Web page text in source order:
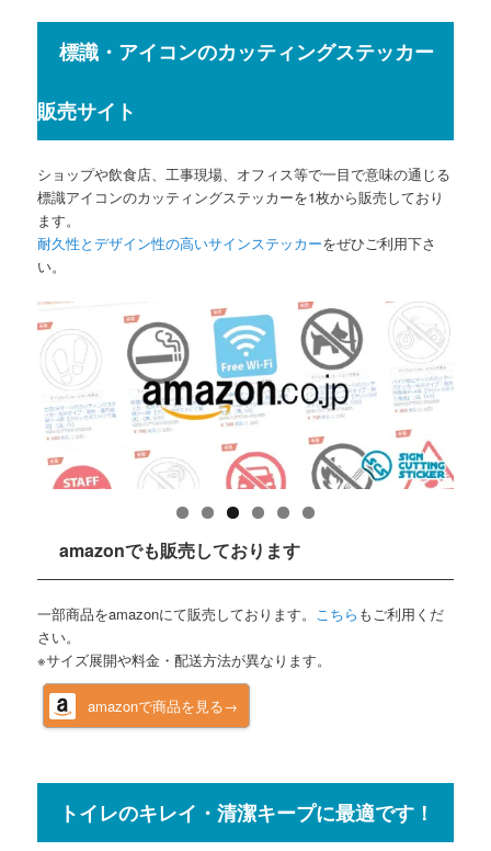
標識・アイコンのカッティングステッカー
販売サイト
ショップや飲食店、工事現場、オフィス等で一目で意味の通じる
標識アイコンのカッティングステッカーを1枚から販売しており
ます。
耐久性とデザイン性の高いサインステッカーをぜひご利用下さ
い。
amazonでも販売しております
一部商品をamazonにて販売しております。 こちら もご利用くだ
さい。
※サイズ展開や料金・配送方法が異なります。
amazonで商品を見る→
トイレのキレイ・清潔キープに最適です！